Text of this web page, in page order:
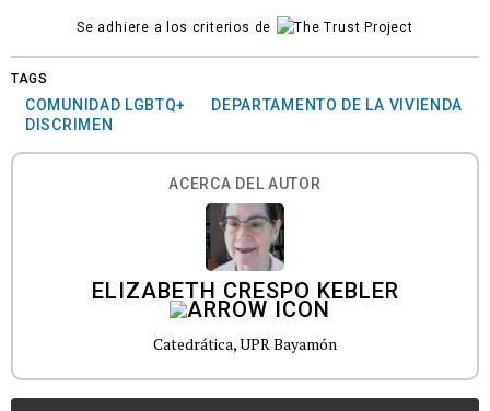
Se adhiere a los criterios de
TAGS
COMUNIDAD LGBTQ+
DEPARTAMENTO DE LA VIVIENDA
DISCRIMEN
ACERCA DEL AUTOR
ELIZABETH CRESPO KEBLER
Catedrática, UPR Bayamón